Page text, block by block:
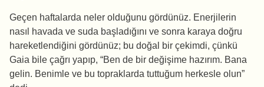
Geçen haftalarda neler olduğunu gördünüz. Enerjilerin
nasıl havada ve suda başladığını ve sonra karaya doğru
hareketlendiğini gördünüz; bu doğal bir çekimdi, çünkü
Gaia bile çağrı yapıp, “Ben de bir değişime hazırım. Bana
gelin. Benimle ve bu topraklarda tuttuğum herkesle olun”